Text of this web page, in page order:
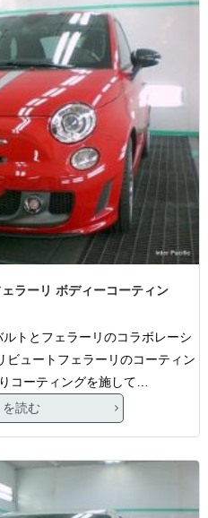
ラーリ ボディーコーティン
トとフェラーリのコラボレーシ
ビュートフェラーリのコーティン
コーティングを施して…
読む